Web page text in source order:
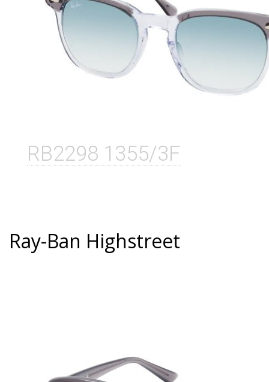
RB2298 1355/3F
Ray-Ban Highstreet